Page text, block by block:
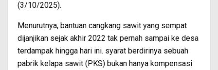
(3/10/2025).
Menurutnya, bantuan cangkang sawit yang sempat
dijanjikan sejak akhir 2022 tak pernah sampai ke desa
terdampak hingga hari ini. syarat berdirinya sebuah
pabrik kelapa sawit (PKS) bukan hanya kompensasi